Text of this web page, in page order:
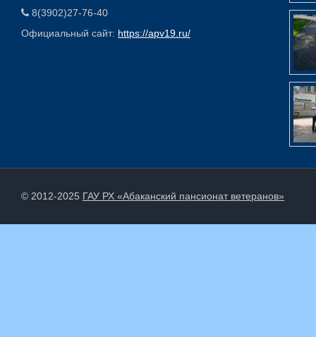
8(3902)27-76-40
Официальный сайт: https://apv19.ru/
© 2012-2025 ГАУ РХ «Абаканский пансионат ветеранов»